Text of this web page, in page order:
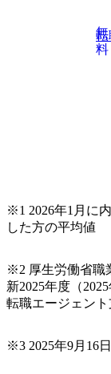
無
料
転
※1 2026年1月に
した方の平均値
※2 厚生労働省職
新2025年度（
転職エージェン
※3 2025年9月16